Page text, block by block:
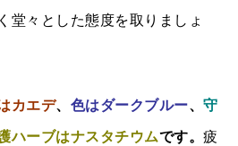
堂々とした態度を取りましょ
カエデ、 色はダークブルー、守
ハーブはナスタチウムです。疲